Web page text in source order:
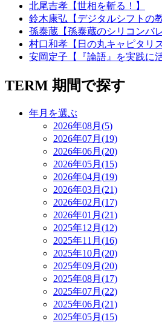
北尾吉孝【世相を斬る！】
鈴木康弘【デジタルシフトの
孫泰蔵【孫泰蔵のシリコンバ
村口和孝【日の丸キャピタリ
安岡定子【『論語』を実践に
TERM 期間で探す
年月を選ぶ
2026年08月(5)
2026年07月(19)
2026年06月(20)
2026年05月(15)
2026年04月(19)
2026年03月(21)
2026年02月(17)
2026年01月(21)
2025年12月(12)
2025年11月(16)
2025年10月(20)
2025年09月(20)
2025年08月(17)
2025年07月(22)
2025年06月(21)
2025年05月(15)